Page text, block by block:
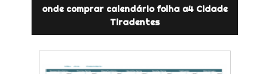
onde comprar calendário folha a4 Cidade
Tiradentes